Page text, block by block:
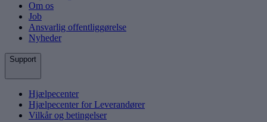
Om os
Job
Ansvarlig offentliggørelse
Nyheder
Support
Hjælpecenter
Hjælpecenter for Leverandører
Vilkår og betingelser